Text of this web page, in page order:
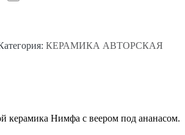
КЕРАМИКА АВТОРСКАЯ
керамика Нимфа с веером под ананасом.